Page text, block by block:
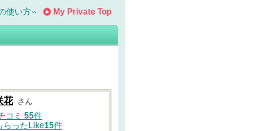
My Private Top
使い方
花 さん
コミ 55件
らったLike15件